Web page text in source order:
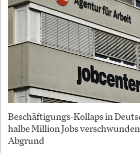
Beschäftigungs-Kollaps in
halbe Million Jobs
Abgrund